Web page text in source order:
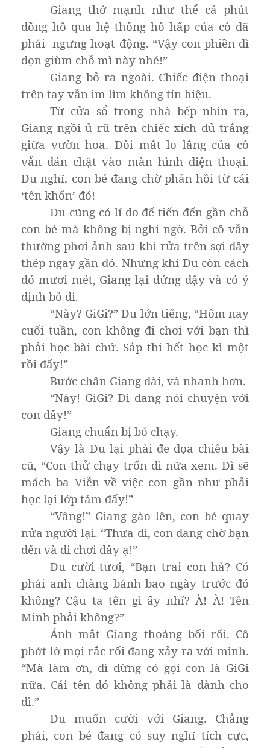
Giang thở mạnh như thể cả phút
đồng hồ qua hệ thống hô hấp của cô đã
phải ngưng hoạt động. “Vậy con phiền dì
dọn giùm chỗ mì này nhé!”
Giang bỏ ra ngoài. Chiếc điện thoại
trên tay vẫn im lìm không tín hiệu.
Từ cửa sổ trong nhà bếp nhìn ra,
Giang ngồi ủ rũ trên chiếc xích đủ trắng
giữa vườn hoa. Đôi mắt lo lắng của cô
vẫn dán chặt vào màn hình điện thoại.
Du nghĩ, con bé đang chờ phản hồi từ cái
‘tên khốn’ đó!
Du cũng có lí do để tiến đến gần chỗ
con bé mà không bị nghi ngờ. Bởi cô vẫn
thường phơi ảnh sau khi rửa trên sợi dây
thép ngay gần đó. Nhưng khi Du còn cách
đó mươi mét, Giang lại đứng dậy và có ý
định bỏ đi.
“Này? GiGi?” Du lớn tiếng, “Hôm nay
cuối tuần, con không đi chơi với bạn thì
phải học bài chứ. Sắp thi hết học kì một
rồi đấy!”
Bước chân Giang dài, và nhanh hơn.
“Này! GiGi? Dì đang nói chuyện với
con đấy!”
Giang chuẩn bị bỏ chạy.
Vậy là Du lại phải đe dọa chiêu bài
cũ, “Con thử chạy trốn dì nữa xem. Dì sẽ
mách ba Viễn về việc con gần như phải
học lại lớp tám đấy!”
“Vâng!” Giang gào lên, con bé quay
nửa người lại. “Thưa dì, con đang chờ bạn
đến và đi chơi đây ạ!”
Du cười tươi, “Bạn trai con hả? Có
phải anh chàng bảnh bao ngày trước đó
không? Cậu ta tên gì ấy nhỉ? À! À! Tên
Minh phải không?”
Ánh mắt Giang thoáng bối rối. Cô
phớt lờ mọi rắc rối đang xảy ra với mình.
“Mà làm ơn, dì đừng có gọi con là GiGi
nữa. Cái tên đó không phải là dành cho
dì.”
Du muốn cười với Giang. Chẳng
phải, con bé đang có suy nghĩ tích cực,